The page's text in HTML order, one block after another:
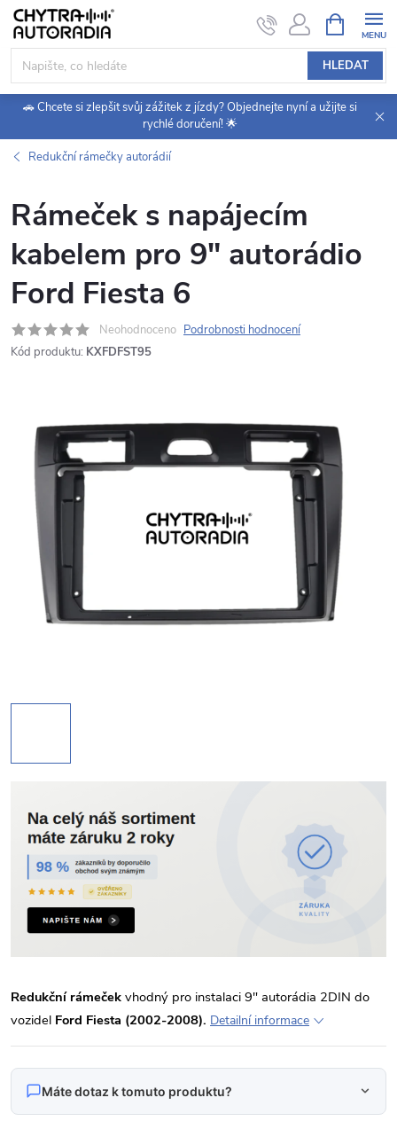
Přejít
obsah
HLEDAT
NÁKUPNÍ
KOŠÍK
🚗 Chcete si zlepšit svůj zážitek z jízdy? Objednejte nyní a užijte si
rychlé doručení! 🌟
Redukční rámečky autorádií
Rámeček s napájecím
kabelem pro 9" autorádio
Ford Fiesta 6
Neohodnoceno Podrobnosti hodnocení
Kód produktu: KXFDFST95
Redukční rámeček vhodný pro instalaci 9" autorádia 2DIN do
vozidel Ford Fiesta (2002-2008). Detailní informace
Máte dotaz k tomuto produktu?